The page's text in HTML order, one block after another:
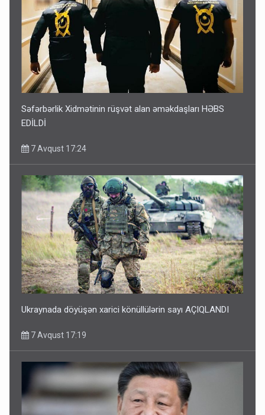
Səfərbərlik Xidmətinin rüşvət alan əməkdaşları HƏBS
EDİLDİ
7 Avqust 17:24
Ukraynada döyüşən xarici könüllülərin sayı AÇIQLANDI
7 Avqust 17:19